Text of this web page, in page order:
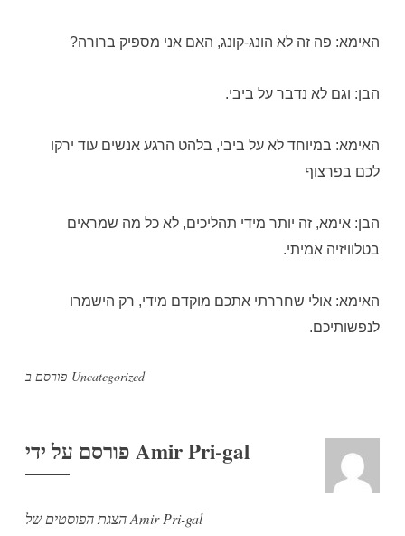
האימא: פה זה לא הונג-קונג, האם אני מספיק ברורה?
הבן: וגם לא נדבר על ביבי.
האימא: במיוחד לא על ביבי, בלהט הרגע אנשים עוד ירקו
לכם בפרצוף
הבן: אימא, זה יותר מידי תהליכים, לא כל מה שמראים
בטלוויזיה אמיתי.
האימא: אולי שחררתי אתכם מוקדם מידי, רק הישמרו
לנפשותיכם.
פורסם ב-Uncategorized
Amir Pri-gal
הצגת הפוסטים של Amir Pri-gal